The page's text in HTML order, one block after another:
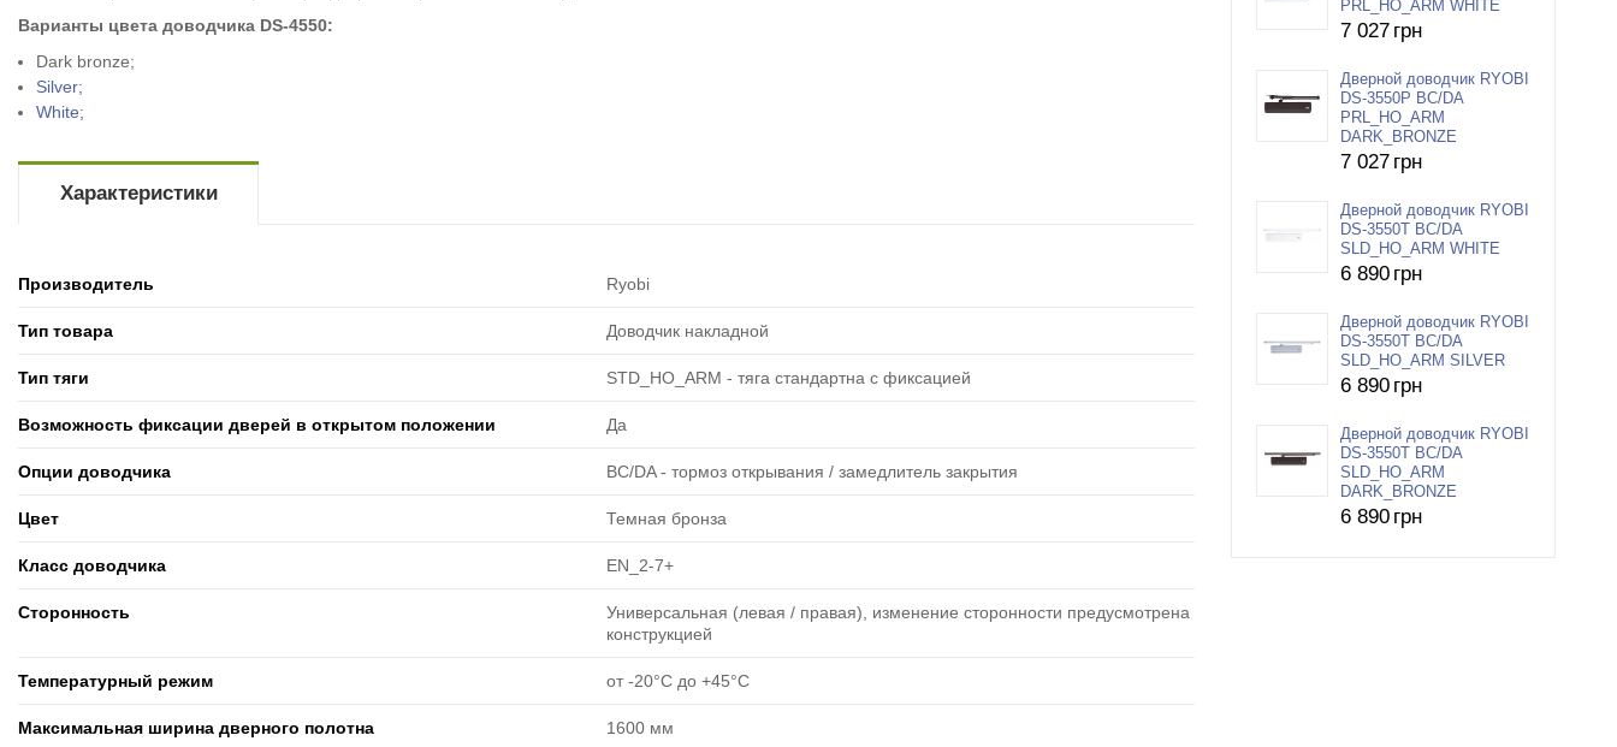
Варианты цвета доводчика DS-4550:
Dark bronze;
Silver;
White;
Характеристики
Производитель Ryobi
Тип товара Доводчик накладной
Тип тяги STD_HO_ARM - тяга стандартна с фиксацией
Возможность фиксации дверей в открытом положении Да
Опции доводчика BC/DA - тормоз открывания / замедлитель закрытия
Цвет Темная бронза
Класс доводчика EN_2-7+
Cторонность
Универсальная (левая / правая), изменение сторонности предусмотрена
конструкцией
Температурный режим от -20°C до +45°C
Максимальная ширина дверного полотна 1600 мм
PRL_HO_ARM WHITE
7 027 грн
Дверной доводчик RYOBI
DS-3550P BC/DA
PRL_HO_ARM
DARK_BRONZE
7 027 грн
Дверной доводчик RYOBI
DS-3550T BC/DA
SLD_HO_ARM WHITE
6 890 грн
Дверной доводчик RYOBI
DS-3550T BC/DA
SLD_HO_ARM SILVER
6 890 грн
Дверной доводчик RYOBI
DS-3550T BC/DA
SLD_HO_ARM
DARK_BRONZE
6 890 грн